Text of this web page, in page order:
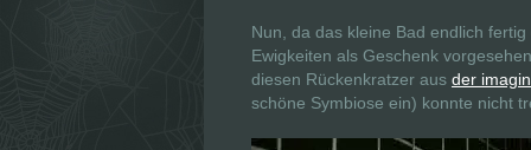
Nun, da das kleine Bad endlich
Ewigkeiten als Geschenk
diesen Rückenkratzer aus der
schöne Symbiose ein) konnte nicht